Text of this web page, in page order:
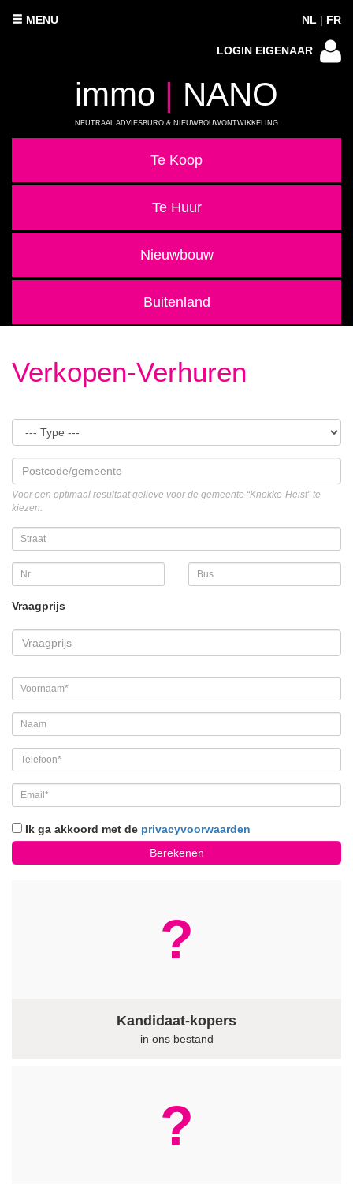
MENU NL | FR
LOGIN EIGENAAR
immo | NANO
NEUTRAAL ADVIESBURO & NIEUWBOUWONTWIKKELING
Te Koop
Te Huur
Nieuwbouw
Buitenland
Verkopen-Verhuren
Voor een optimaal resultaat gelieve voor de gemeente “Knokke-Heist” te
kiezen.
Vraagprijs
Ik ga akkoord met de privacyvoorwaarden
Berekenen
?
Kandidaat-kopers
in ons bestand
?